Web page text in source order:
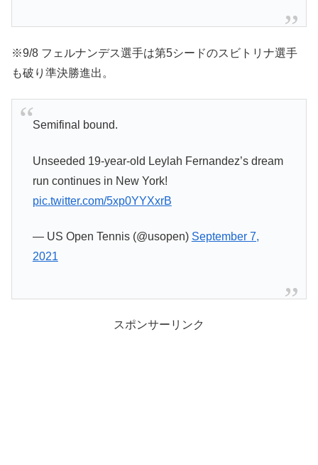
※9/8 フェルナンデス選手は第5シードのスビトリナ選手
も破り準決勝進出。
Semifinal bound.
Unseeded 19-year-old Leylah Fernandez’s dream
run continues in New York!
pic.twitter.com/5xp0YYXxrB
— US Open Tennis (@usopen) September 7,
2021
スポンサーリンク